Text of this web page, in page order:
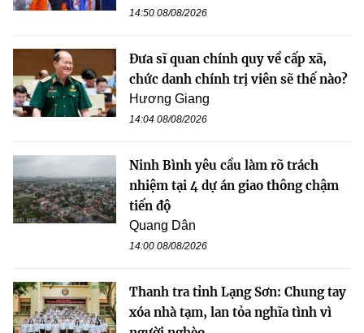
14:50 08/08/2026
Đưa sĩ quan chính quy về cấp xã,
chức danh chính trị viên sẽ thế nào?
Hương Giang
14:04 08/08/2026
Ninh Bình yêu cầu làm rõ trách
nhiệm tại 4 dự án giao thông chậm
tiến độ
Quang Dân
14:00 08/08/2026
Thanh tra tỉnh Lạng Sơn: Chung tay
xóa nhà tạm, lan tỏa nghĩa tình vì